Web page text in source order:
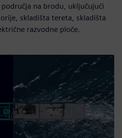
na brodu, uključujući
skladišta tereta, skladišta
razvodne ploče.